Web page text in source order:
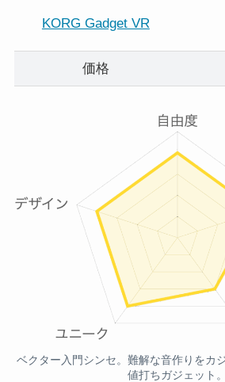
KORG Gadget VR
価格
ベクター入門シンセ。難解な音作りをカ
値打ちガジェット。